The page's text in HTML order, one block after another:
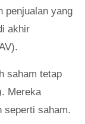
penjualan yang
akhir
saham tetap
Mereka
seperti saham.